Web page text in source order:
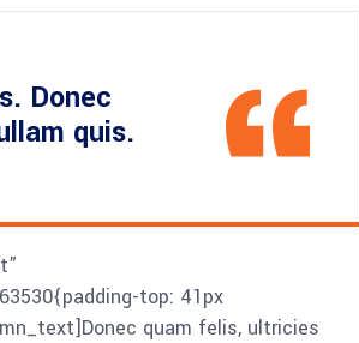
Donec
quis.
top: 41px
quam felis, ultricies